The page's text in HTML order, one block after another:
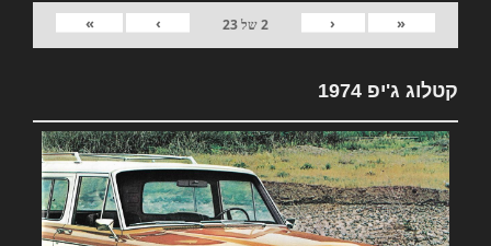
«
‹
2של23
›
»
קטלוג ג'יפ 1974